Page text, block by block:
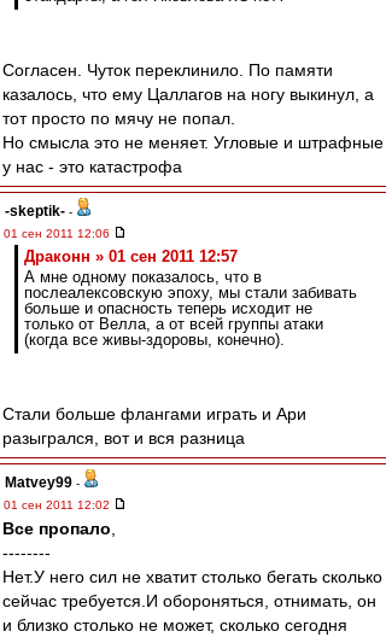
Согласен. Чуток переклинило. По памяти
казалось, что ему Цаллагов на ногу выкинул, а
тот просто по мячу не попал.
Но смысла это не меняет. Угловые и штрафные
у нас - это катастрофа
-skeptik- -
01 сен 2011 12:06
Драконн » 01 сен 2011 12:57
А мне одному показалось, что в
послеалексовскую эпоху, мы стали забивать
больше и опасность теперь исходит не
только от Велла, а от всей группы атаки
(когда все живы-здоровы, конечно).
Стали больше флангами играть и Ари
разыгрался, вот и вся разница
Matvey99 -
01 сен 2011 12:02
Все пропало
--------
Нет.У него сил не хватит столько бегать сколько
сейчас требуется.И обороняться, отнимать, он
и близко столько не может, сколько сегодня